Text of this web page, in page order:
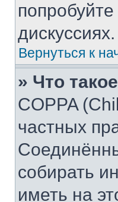
дискуссиях.
Вернуться к
» Что
COPPA
частных
собирать
иметь на